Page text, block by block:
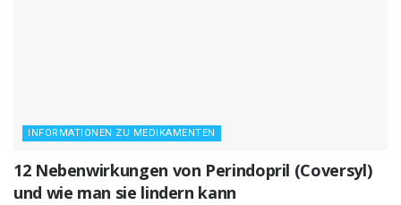
INFORMATIONEN ZU MEDIKAMENTEN
12 Nebenwirkungen von Perindopril (Coversyl)
und wie man sie lindern kann